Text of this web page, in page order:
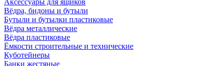
Аксессуары для ящиков
Вёдра, бидоны и бутыли
Бутыли и бутылки пластиковые
Вёдра металлические
Вёдра пластиковые
Ёмкости строительные и технические
Куботейнеры
Банки жестяные